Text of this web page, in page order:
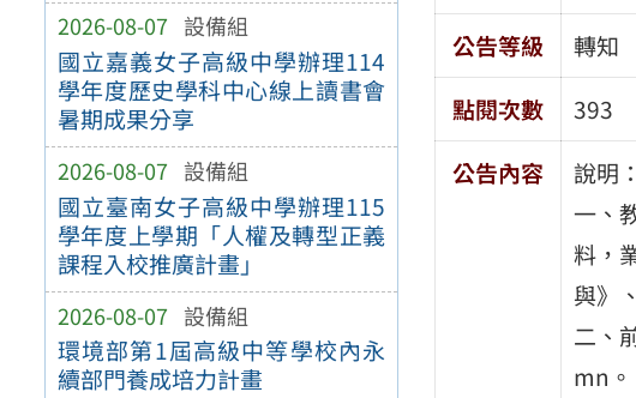
2026-08-07 設備組
國立嘉義女子高級中學辦理114
學年度歷史學科中心線上讀書會
暑期成果分享
2026-08-07 設備組
國立臺南女子高級中學辦理115
學年度上學期「人權及轉型正義
課程入校推廣計畫」
2026-08-07 設備組
環境部第1屆高級中等學校內永
續部門養成培力計畫
公告等級
轉知
點閱次數
393
公告內容
說明：
一、
料，
與》
二、
mn。